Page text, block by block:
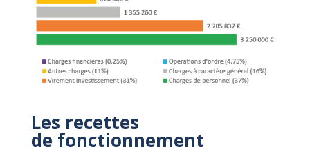
Les recettes
de fonctionnement